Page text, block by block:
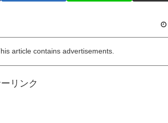
article contains advertisements.
リンク